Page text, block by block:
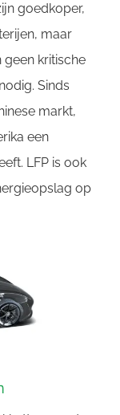
goedkoper,
maar
geen kritische
Sinds
markt,
een
LFP is ook
op